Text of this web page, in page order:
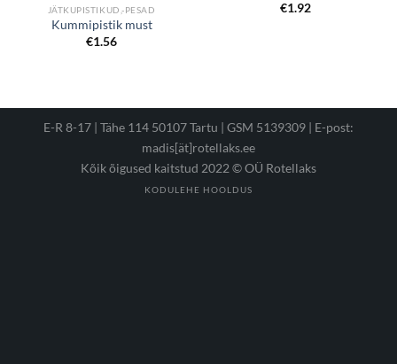
JÄTKUPISTIKUD,-PESAD
Kummipistik must
€1.56
€1.92
E-R 8-17 | Tähe 114 50107 Tartu | GSM 5139309 | E-post:
madis[ät]rotellaks.ee
Kõik õigused kaitstud 2022 © OÜ Rotellaks
KODULEHE HOOLDUS